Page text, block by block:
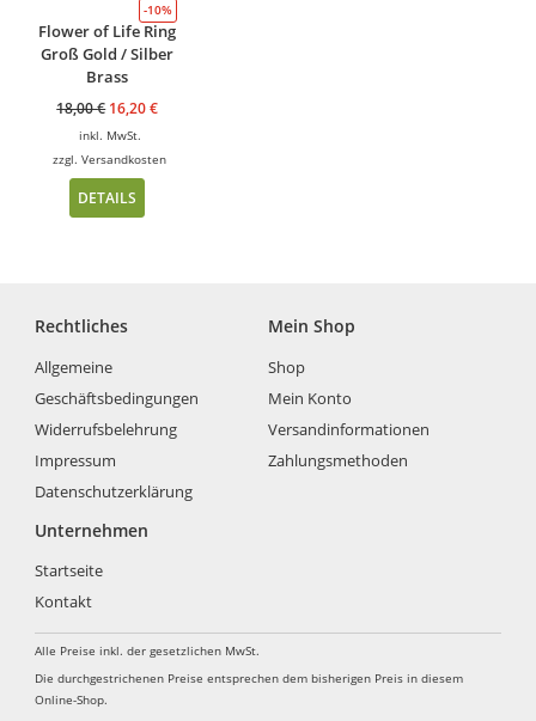
-10%
Flower of Life Ring
Groß Gold / Silber
Brass
18,00€ 16,20€
inkl. MwSt.
zzgl.Versandkosten
DETAILS
Rechtliches
Allgemeine
Geschäftsbedingungen
Widerrufsbelehrung
Impressum
Datenschutzerklärung
Mein Shop
Shop
Mein Konto
Versandinformationen
Zahlungsmethoden
Unternehmen
Startseite
Kontakt
Alle Preise inkl. der gesetzlichen MwSt.
Die durchgestrichenen Preise entsprechen dem bisherigen Preis in diesem
Online-Shop.